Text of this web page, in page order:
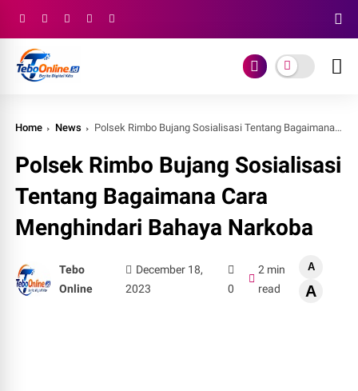
Home News Polsek Rimbo Bujang Sosialisasi Tentang Bagaimana Cara Menghindari Bahaya Narkoba
Polsek Rimbo Bujang Sosialisasi
Tentang Bagaimana Cara
Menghindari Bahaya Narkoba
Tebo
Online
December 18,
2023
0
2 min
read
A
A